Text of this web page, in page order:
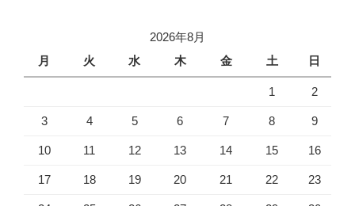
2026年8月
月
火 水 木 金 土 日
1 2
3 4 5 6 7 8 9
10 11 12 13 14 15 16
17 18 19 20 21 22 23